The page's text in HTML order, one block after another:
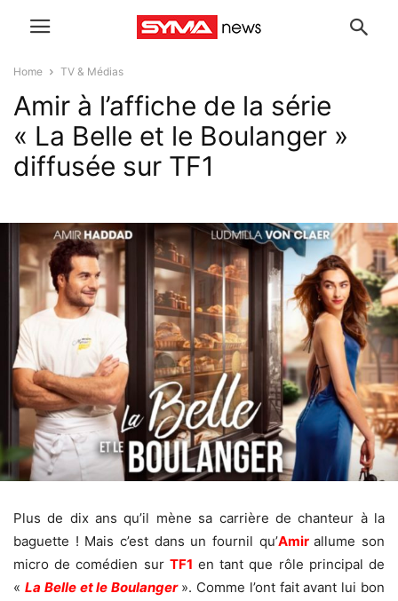
Home TV & Médias
Amir à l’affiche de la série
« La Belle et le Boulanger »
diffusée sur TF1
Plus de dix ans qu’il mène sa carrière de chanteur à la
baguette ! Mais c’est dans un fournil qu’Amirallume son
micro de comédien sur TF1 en tant que rôle principal de
« La Belle et le Boulanger ». Comme l’ont fait avant lui bon